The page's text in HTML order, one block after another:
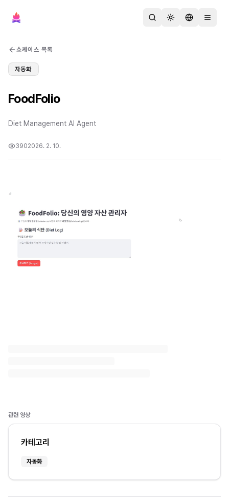
검색 테마 변경언어 변경메뉴 열
쇼케이스 목록
자동화
FoodFolio
Diet Management AI Agent
3902026. 2. 10.
관련 영상
카테고리
자동화